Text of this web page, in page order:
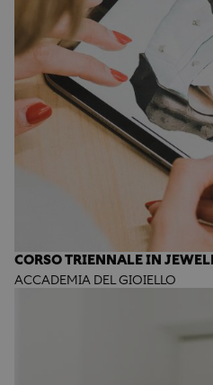
CORSO TRIENNALE IN
ACCADEMIA DEL GIOIELLO